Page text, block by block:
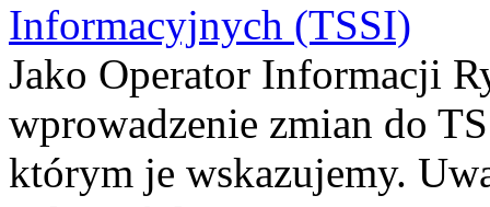
Informacyjnych (TSSI)
Jako Operator Informacji
wprowadzenie zmian do
którym je wskazujemy.